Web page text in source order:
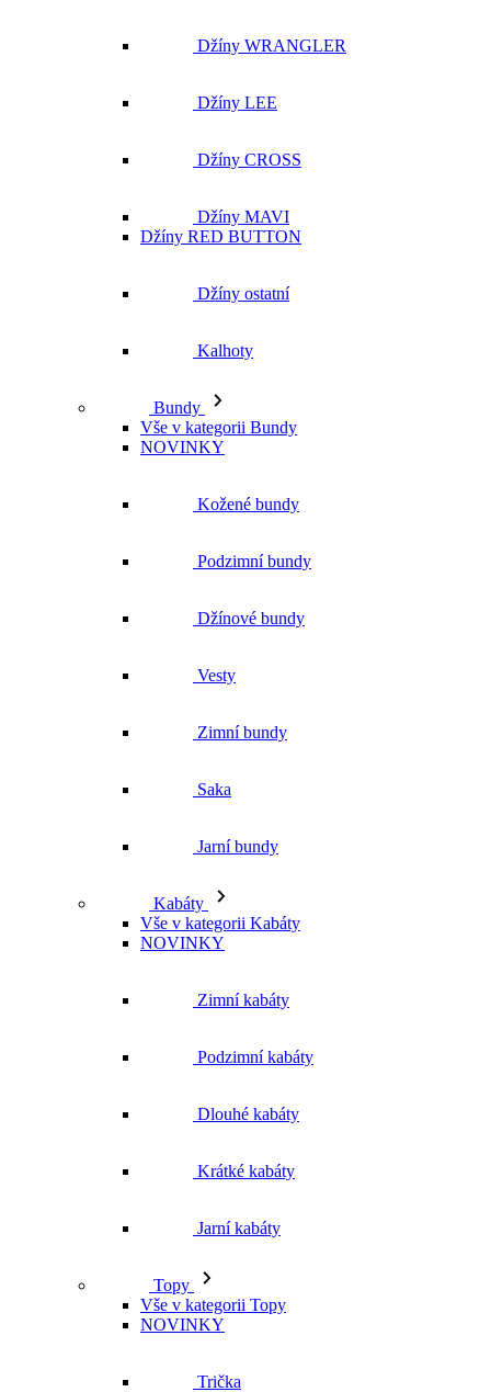
Džíny WRANGLER
Džíny LEE
Džíny CROSS
Džíny MAVI
Džíny RED BUTTON
Džíny ostatní
Kalhoty
Bundy
Vše v kategorii Bundy
NOVINKY
Kožené bundy
Podzimní bundy
Džínové bundy
Vesty
Zimní bundy
Saka
Jarní bundy
Kabáty
Vše v kategorii Kabáty
NOVINKY
Zimní kabáty
Podzimní kabáty
Dlouhé kabáty
Krátké kabáty
Jarní kabáty
Topy
Vše v kategorii Topy
NOVINKY
Trička